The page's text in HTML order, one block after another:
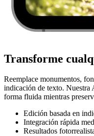
Transforme
Reemplace monumentos,
indicación de texto. Nuestra
forma fluida mientras
Edición basada en
Integración rápida
Resultados